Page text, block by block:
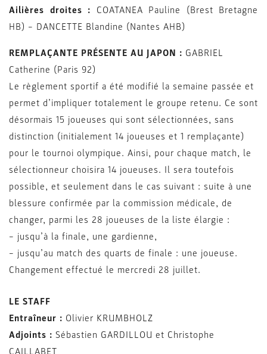
Ailières droites : COATANEA Pauline (Brest Bretagne
HB) – DANCETTE Blandine (Nantes AHB)
REMPLAÇANTE PRÉSENTE AU JAPON : GABRIEL
Catherine (Paris 92)
Le règlement sportif a été modifié la semaine passée et
permet d’impliquer totalement le groupe retenu. Ce sont
désormais 15 joueuses qui sont sélectionnées, sans
distinction (initialement 14 joueuses et 1 remplaçante)
pour le tournoi olympique. Ainsi, pour chaque match, le
sélectionneur choisira 14 joueuses. Il sera toutefois
possible, et seulement dans le cas suivant : suite à une
blessure confirmée par la commission médicale, de
changer, parmi les 28 joueuses de la liste élargie :
– jusqu’à la finale, une gardienne,
– jusqu’au match des quarts de finale : une joueuse.
Changement effectué le mercredi 28 juillet.
LE STAFF
Entraîneur : Olivier KRUMBHOLZ
Adjoints : Sébastien GARDILLOU et Christophe
CAILLABET